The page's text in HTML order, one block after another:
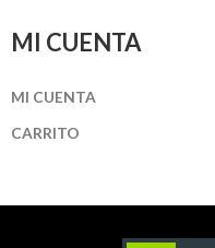
MI CUENTA
MI CUENTA
CARRITO